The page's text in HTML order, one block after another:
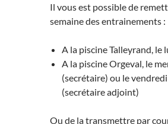
Il vous est possible de
semaine des entrainements :
A la piscine Talleyrand, le
A la piscine Orgeval, le
(secrétaire) ou le
(secrétaire adjoint)
Ou de la transmettre par